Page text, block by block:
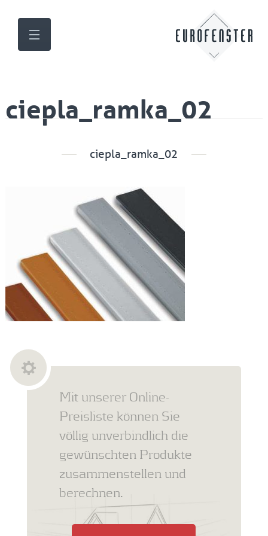
ciepla_ramka_02
ciepla_ramka_02
Mit unserer Online-
Preisliste können Sie
völlig unverbindlich die
gewünschten Produkte
zusammenstellen und
berechnen.